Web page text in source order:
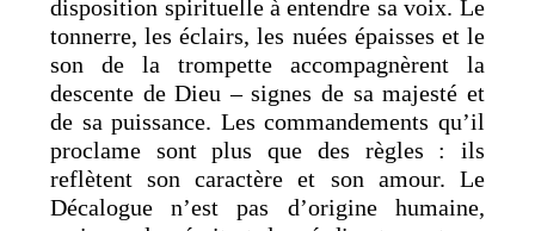
disposition spirituelle à entendre sa voix. Le
tonnerre, les éclairs, les nuées épaisses et le
son de la trompette accompagnèrent la
descente de Dieu – signes de sa majesté et
de sa puissance. Les commandements qu’il
proclame sont plus que des règles : ils
reflètent son caractère et son amour. Le
Décalogue n’est pas d’origine humaine,